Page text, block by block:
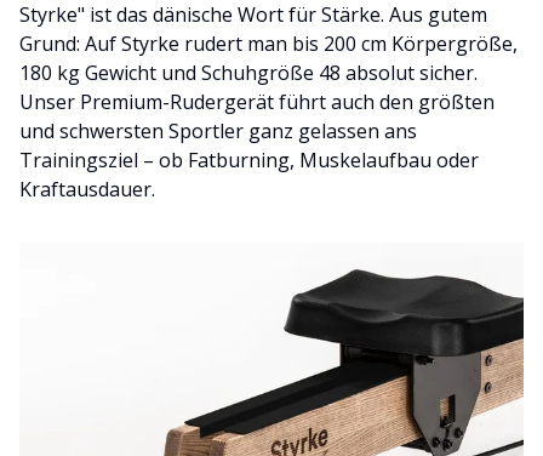
Styrke" ist das dänische Wort für Stärke. Aus gutem
Grund: Auf Styrke rudert man bis 200 cm Körpergröße,
180 kg Gewicht und Schuhgröße 48 absolut sicher.
Unser Premium-Rudergerät führt auch den größten
und schwersten Sportler ganz gelassen ans
Trainingsziel – ob Fatburning, Muskelaufbau oder
Kraftausdauer.